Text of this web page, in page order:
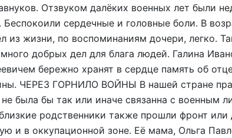
Отзвуком далёких военных лет были
Беспокоили сердечные и головные боли. В
из жизни, по воспоминаниям дочери, легко.
добрых дел для блага людей. Галина
бережно хранят в сердце память об
ЧЕРЕЗ ГОРНИЛО ВОЙНЫ В нашей стране
была бы так или иначе связанна с военным
родственники также прошли фронт или
и в оккупационной зоне. Её мама, Ольга